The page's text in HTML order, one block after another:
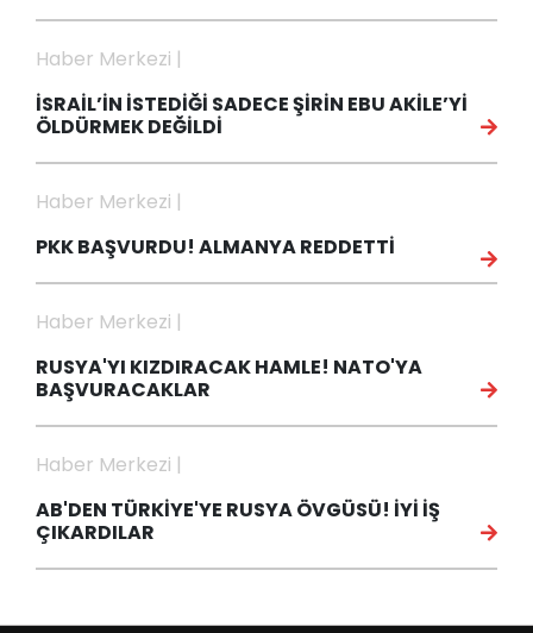
Haber Merkezi |
İSRAİL’İN İSTEDİĞİ SADECE ŞİRİN EBU AKİLE’Yİ
ÖLDÜRMEK DEĞİLDİ
Haber Merkezi |
PKK BAŞVURDU! ALMANYA REDDETTİ
Haber Merkezi |
RUSYA'YI KIZDIRACAK HAMLE! NATO'YA
BAŞVURACAKLAR
Haber Merkezi |
AB'DEN TÜRKİYE'YE RUSYA ÖVGÜSÜ! İYİ İŞ
ÇIKARDILAR